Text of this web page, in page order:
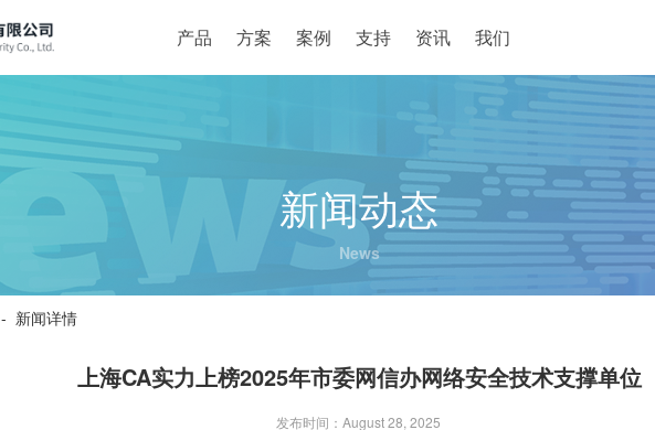
产品 方案 案例 支持 资讯 我们
新闻动态
News
- 新闻详情
上海CA实力上榜2025年市委网信办网络安全技术支撑单位
发布时间：August 28, 2025